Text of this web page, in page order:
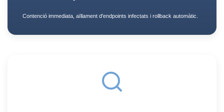
Contenció immediata, aïllament d'endpoints infectats i rollback automàtic.